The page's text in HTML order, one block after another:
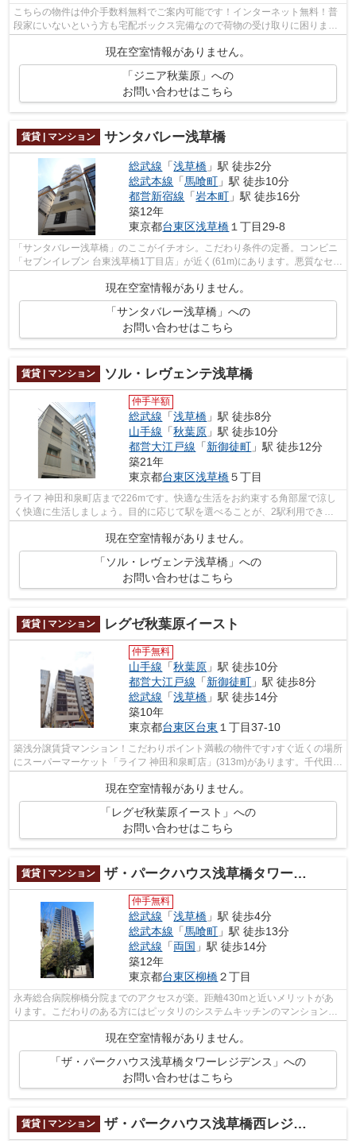
こちらの物件は仲介手数料無料でご案内可能です！インターネット無料！普
段家にいないという方も宅配ボックス完備なので荷物の受け取りに困りませ
ん。防犯カメラ・オートロック・ダブ...
現在空室情報がありません。
「ジニア秋葉原」への
お問い合わせはこちら
賃貸 | マンション サンタバレー浅草橋
総武線 「浅草橋 」駅 徒歩2分
総武本線 「馬喰町 」駅 徒歩10分
都営新宿線 「岩本町 」駅 徒歩16分
築12年
東京都台東区浅草橋 １丁目29-8
「サンタバレー浅草橋」のここがイチオシ。こだわり条件の定番。コンビニ
「セブンイレブン 台東浅草橋1丁目店」が近く(61m)にあります。悪質なセー
現在空室情報がありません。
「サンタバレー浅草橋」への
お問い合わせはこちら
賃貸 | マンション ソル・レヴェンテ浅草橋
仲手半額
総武線 「浅草橋 」駅 徒歩8分
山手線 「秋葉原 」駅 徒歩10分
都営大江戸線 「新御徒町 」駅 徒歩12分
築21年
東京都台東区浅草橋５丁目
ライフ 神田和泉町店まで226mです。快適な生活をお約束する角部屋で涼し
く快適に生活しましょう。目的に応じて駅を選べることが、2駅利用できる
現在空室情報がありません。
「ソル・レヴェンテ浅草橋」への
お問い合わせはこちら
賃貸 | マンション レグゼ秋葉原イースト
仲手無料
山手線 「秋葉原 」駅 徒歩10分
都営大江戸線 「新御徒町 」駅 徒歩8分
総武線 「浅草橋 」駅 徒歩14分
築10年
東京都台東区台東 １丁目37-10
築浅分譲賃貸マンション！こだわりポイント満載の物件です♪すぐ近くの場所
にスーパーマーケット「ライフ 神田和泉町店」(313m)があります。千代田
区・台東区に特化した当社は、確かな...
現在空室情報がありません。
「レグゼ秋葉原イースト」への
お問い合わせはこちら
賃貸 | マンション ザ・パークハウス浅草橋タワーレジデンス
仲手無料
総武線 「浅草橋 」駅 徒歩4分
総武本線 「馬喰町 」駅 徒歩13分
総武線 「両国 」駅 徒歩14分
築12年
東京都台東区柳橋２丁目
永寿総合病院柳橋分院までのアクセスが楽。距離430mと近いメリットがあ
ります。こだわりのある方にはピッタリのシステムキッチンのマンションに
現在空室情報がありません。
「ザ・パークハウス浅草橋タワーレジデンス」への
お問い合わせはこちら
賃貸 | マンション ザ・パークハウス浅草橋西レジデンス